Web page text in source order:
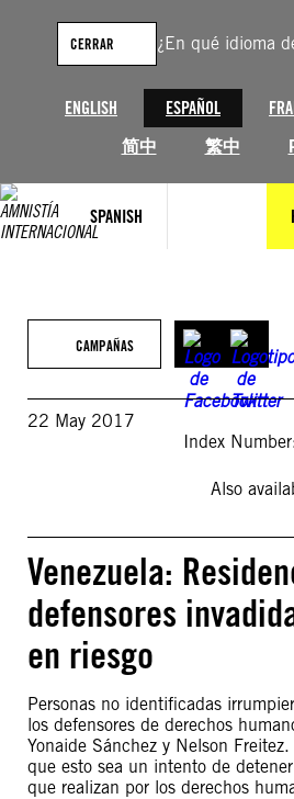
¿En qué idioma
ENGLISH ESPAÑOL
简中
繁中
CERRAR
SPANISH
contenido
CAMPAÑAS
22 May 2017
Index
Also
Venezuela:
defensores
en riesgo
Personas no identificadas
los defensores de derechos
Yonaide Sánchez y Nelson
que esto sea un intento de
que realizan por los derechos